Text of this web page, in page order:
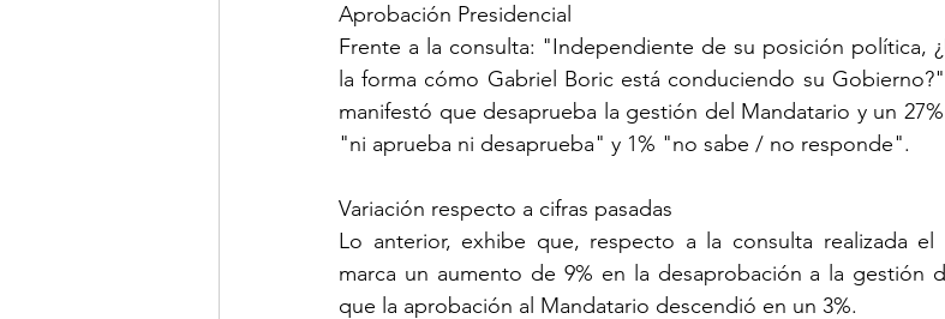
Aprobación Presidencial
Frente a la consulta: "Independiente de su posición política,
la forma cómo Gabriel Boric está conduciendo su
manifestó que desaprueba la gestión del Mandatario y un
"ni aprueba ni desaprueba" y 1% "no sabe / no responde".
Variación respecto a cifras pasadas
Lo anterior, exhibe que, respecto a la consulta realizada
marca un aumento de 9% en la desaprobación a la gestión
que la aprobación al Mandatario descendió en un 3%.